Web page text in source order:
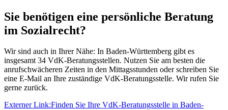
Sie benötigen eine persönliche Beratung
im Sozialrecht?
Wir sind auch in Ihrer Nähe: In Baden-Württemberg gibt es
insgesamt 34 VdK-Beratungsstellen. Nutzen Sie am besten die
anrufschwächeren Zeiten in den Mittagsstunden oder schreiben Sie
eine E-Mail an Ihre zuständige VdK-Beratungsstelle. Wir rufen Sie
gerne zurück.
Externer Link:Finden Sie Ihre VdK-Beratungsstelle in Baden-